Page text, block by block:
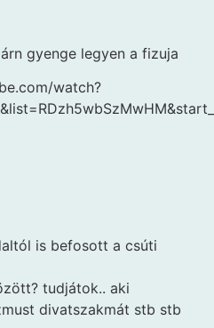
gyenge legyen a fizuja
watch?
is befosott a csúti
tudjátok.. aki
divatszakmát stb stb